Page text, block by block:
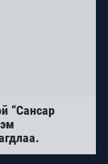
“Cансар